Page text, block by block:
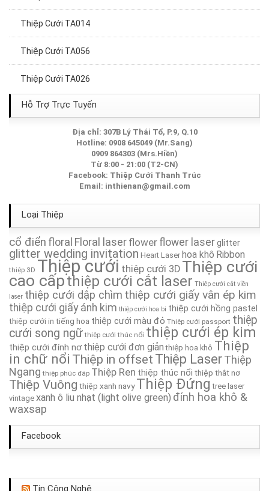
Thiệp Cưới TA014
Thiệp Cưới TA056
Thiệp Cưới TA026
Thiệp Cưới TA120
Thiệp Cưới TA251A
Thiệp Cưới TA124
Thiệp Cưới TA233A
Thiệp Cưới TA046
Thiệp Cưới TA173
Thiệp Cưới TA052
Thiệp Cưới TA128
Thiệp Cưới TA276
Thiệp Cưới TA262A
Hỗ Trợ Trực Tuyến
Địa chỉ: 307B Lý Thái Tổ, P.9, Q.10
Hotline: 0908 645049 (Mr.Sang)
0909 864303 (Mrs.Hiền)
Từ 8:00 - 21:00 (T2-CN)
Facebook: Thiệp Cưới Thanh Trúc
Email: inthienan@gmail.com
Loại Thiệp
cổ điển floral Floral laser flower flower laserglitter
glitter wedding invitation Heart Laser hoa khô Ribbon
thiệp 3D Thiệp cưới thiệp cưới 3D Thiệp cưới
cao cấpthiệp cưới cắt laser Thiệp cưới cắt viền
laser thiệp cưới dập chìm thiệp cưới giấy vân ép kim
thiệp cưới giấy ánh kim thiệp cưới hoa bi thiệp cưới hồng pastel
thiệp cưới in tiếng hoa thiệp cưới màu đỏ Thiệp cưới passport thiệp
cưới song ngữ thiệp cưới thúc nổi thiệp cưới ép kim
thiệp cưới đính nơ thiệp cưới đơn giản thiệp hoa khô Thiệp
in chữ nổi Thiệp in offset Thiệp LaserThiệp
Ngang thiệp phúc đáp Thiệp Ren thiệp thúc nổi thiệp thắt nơ
Thiệp Vuông thiệp xanh navy Thiệp Đứng tree laser
vintage xanh ô liu nhạt (light olive green) đính hoa khô &
waxsap
Facebook
Tin Công Nghệ